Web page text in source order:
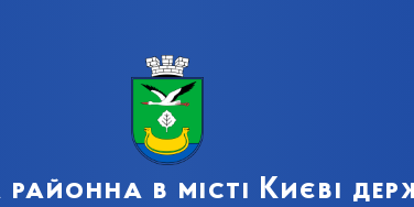
в місті Києві